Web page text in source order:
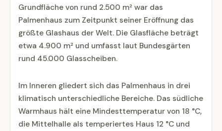
Grundfläche von rund 2.500 m² war das
Palmenhaus zum Zeitpunkt seiner Eröffnung das
größte Glashaus der Welt. Die Glasfläche beträgt
etwa 4.900 m² und umfasst laut Bundesgärten
rund 45.000 Glasscheiben.
Im Inneren gliedert sich das Palmenhaus in drei
klimatisch unterschiedliche Bereiche. Das südliche
Warmhaus hält eine Mindesttemperatur von 18 °C,
die Mittelhalle als temperiertes Haus 12 °C und